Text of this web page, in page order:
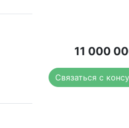
11 000
Связаться с